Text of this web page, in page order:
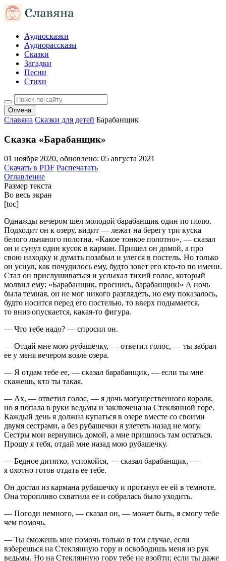
Аудиосказки
Аудиорассказы
Сказки
Загадки
Песни
Стихи
Отмена
Славяна Сказки для детей Барабанщик
Сказка «Барабанщик»
01 ноября 2020, обновлено: 05 августа 2021
Скачать в PDF Распечатать
Оглавление
Размер текста
Во весь экран
[toc]
Однажды вечером шел молодой барабанщик один по полю.
Подходит он к озеру, видит — лежат на берегу три куска
белого льняного полотна. «Какое тонкое полотно», — сказал
он и сунул один кусок в карман. Пришел он домой, а про
свою находку и думать позабыл и улегся в постель. Но только
он уснул, как почудилось ему, будто зовет его кто-то по имени.
Стал он прислушиваться и услыхал тихий голос, который
молвил ему: «Барабанщик, проснись, барабанщик!» А ночь
была темная, он не мог никого разглядеть, но ему показалось,
будто носится перед его постелью, то вверх подымается,
то вниз опускается, какая-то фигура.
— Что тебе надо? — спросил он.
— Отдай мне мою рубашечку, — ответил голос, — ты забрал
ее у меня вечером возле озера.
— Я отдам тебе ее, — сказал барабанщик, — если ты мне
скажешь, кто ты такая.
— Ах, — ответил голос, — я дочь могущественного короля,
но я попала в руки ведьмы и заключена на Стеклянной горе.
Каждый день я должна купаться в озере вместе со своими
двумя сестрами, а без рубашечки я улететь назад не могу.
Сестры мои вернулись домой, а мне пришлось там остаться.
Прошу я тебя, отдай мне назад мою рубашечку.
— Бедное дитятко, успокойся, — сказал барабанщик, —
я охотно готов отдать ее тебе.
Он достал из кармана рубашечку и протянул ее ей в темноте.
Она торопливо схватила ее и собралась было уходить.
— Погоди немного, — сказал он, — может быть, я смогу тебе
чем помочь.
— Ты сможешь мне помочь только в том случае, если
взберешься на Стеклянную гору и освободишь меня из рук
ведьмы. Но на Стеклянную гору тебе не взойти; если ты даже